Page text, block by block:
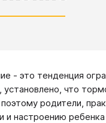
- это тенденция
установлено, что
родители,
и настроению